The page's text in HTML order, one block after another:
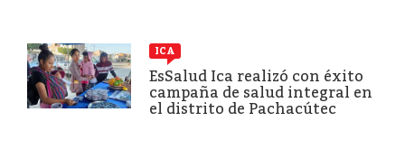
ICA
EsSalud Ica realizó con éxito
campaña de salud integral en
el distrito de Pachacútec